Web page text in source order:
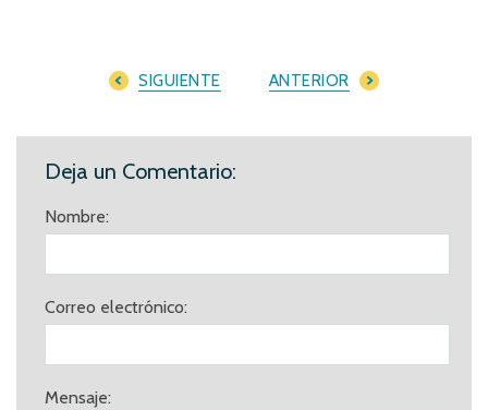
SIGUIENTE ANTERIOR
Deja un Comentario:
Nombre:
Correo electrónico:
Mensaje: